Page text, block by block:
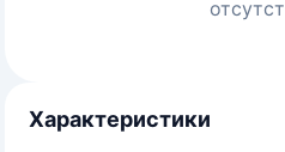
Характеристики